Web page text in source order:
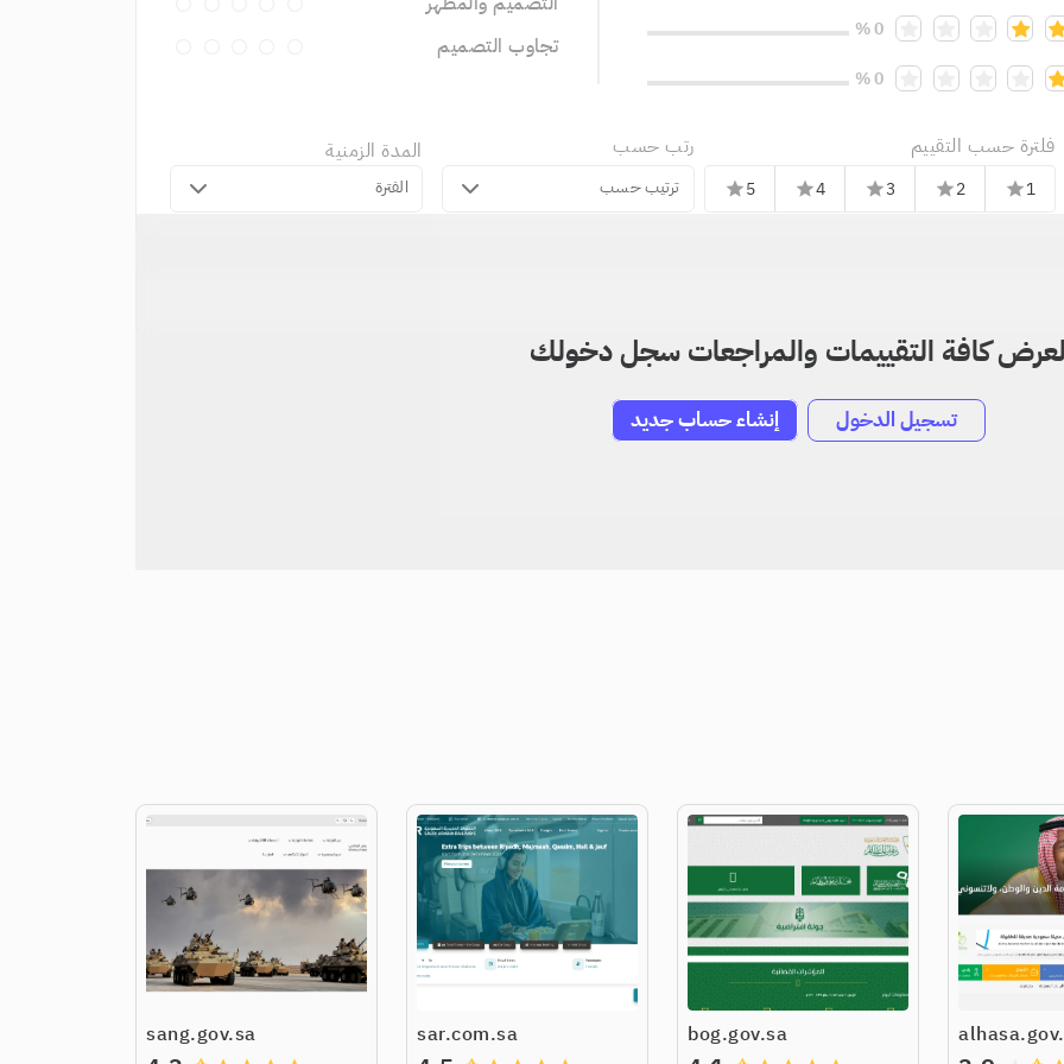
0 %
0 %
تجاوب التصميم
فلترة حسب التقييم
1
star
2
star
3
star
4
star
5
star
رتب حسب
ترتيب حسب
المدة الزمنية
الفترة
لعرض كافة التقييمات والمراجعات سجل دخولك
تسجيل الدخول إنشاء حساب جديد
bog.gov.sa
sar.com.sa
sang.gov.sa